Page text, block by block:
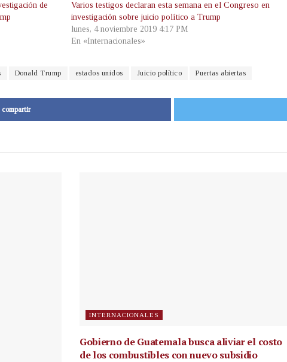
de
Varios testigos declaran esta semana en el Congreso en
investigación sobre juicio político a Trump
lunes, 4 noviembre 2019 4:17 PM
En «Internacionales»
Donald Trump estados unidos Juicio político Puertas abiertas
compartir
INTERNACIONALES
Gobierno de Guatemala busca aliviar el costo
de los combustibles con nuevo subsidio